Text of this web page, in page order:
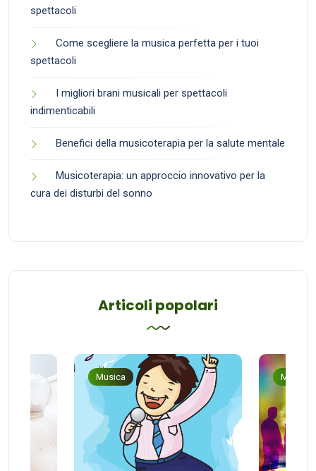
spettacoli
Come scegliere la musica perfetta per i tuoi
spettacoli
I migliori brani musicali per spettacoli
indimenticabili
Benefici della musicoterapia per la salute mentale
Musicoterapia: un approccio innovativo per la
cura dei disturbi del sonno
Articoli popolari
Musica Musica